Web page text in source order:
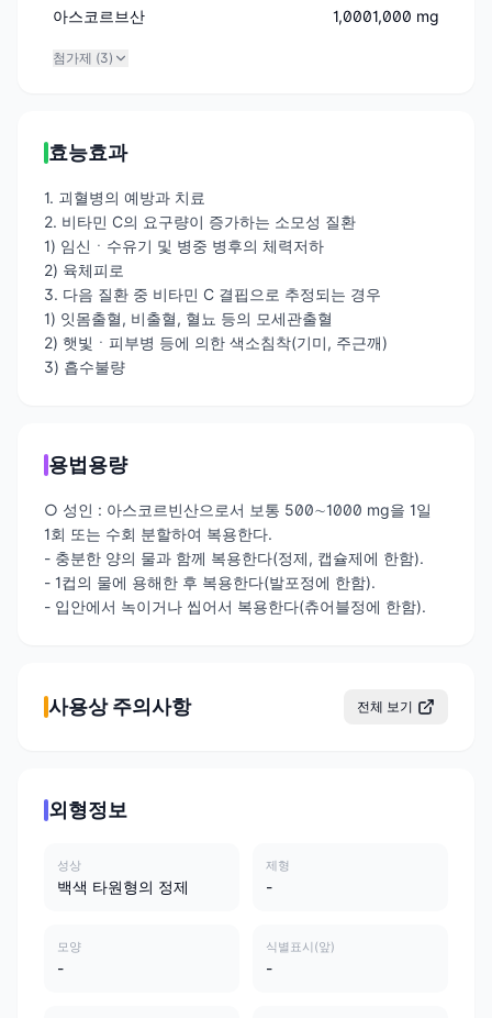
아스코르브산 1,0001,000 mg
첨가제 (3)
효능효과
1. 괴혈병의 예방과 치료
2. 비타민 C의 요구량이 증가하는 소모성 질환
1) 임신ㆍ수유기 및 병중 병후의 체력저하
2) 육체피로
3. 다음 질환 중 비타민 C 결핍으로 추정되는 경우
1) 잇몸출혈, 비출혈, 혈뇨 등의 모세관출혈
2) 햇빛ㆍ피부병 등에 의한 색소침착(기미, 주근깨)
3) 흡수불량
용법용량
○ 성인 : 아스코르빈산으로서 보통 500∼1000 mg을 1일
1회 또는 수회 분할하여 복용한다.
- 충분한 양의 물과 함께 복용한다(정제, 캡슐제에 한함).
- 1컵의 물에 용해한 후 복용한다(발포정에 한함).
- 입안에서 녹이거나 씹어서 복용한다(츄어블정에 한함).
사용상 주의사항 전체 보기
외형정보
성상
백색 타원형의 정제
제형
-
모양
-
식별표시(앞)
-